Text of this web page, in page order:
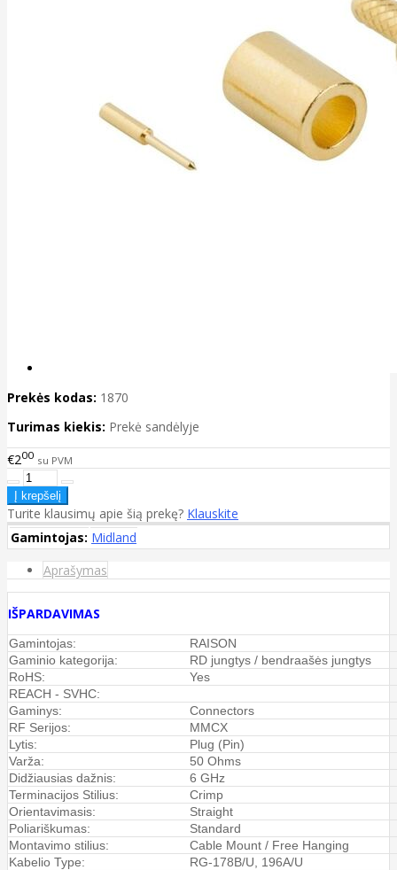
Prekės kodas: 1870
Turimas kiekis: Prekė sandėlyje
€200 su PVM
Turite klausimų apie šią prekę? Klauskite
Gamintojas: Midland
Aprašymas
IŠPARDAVIMAS
Gamintojas:
RAISON
Gaminio kategorija:
RD jungtys / bendraašės jungtys
RoHS:
Yes
REACH - SVHC:
Gaminys:
Connectors
RF Serijos:
MMCX
Lytis:
Plug (Pin)
Varža:
50 Ohms
Didžiausias dažnis:
6 GHz
Terminacijos Stilius:
Crimp
Orientavimasis:
Straight
Poliariškumas:
Standard
Montavimo stilius:
Cable Mount / Free Hanging
Kabelio Type:
RG-178B/U, 196A/U